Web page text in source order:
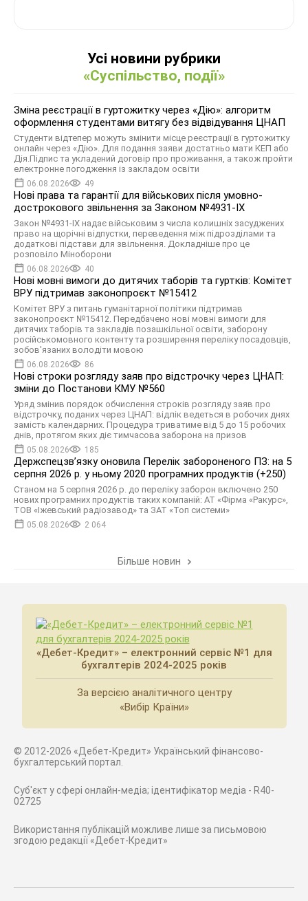
Усі новини рубрики
«Суспільство, події»
Зміна реєстрації в гуртожитку через «Дію»: алгоритм
оформлення студентами витягу без відвідування ЦНАП
Студенти відтепер можуть змінити місце реєстрації в гуртожитку
онлайн через «Дію». Для подання заяви достатньо мати КЕП або
Дія.Підпис та укладений договір про проживання, а також пройти
електронне погодження із закладом освіти
06.08.2026 49
Нові права та гарантії для військових після умовно-
дострокового звільнення за Законом №4931-ІХ
Закон №4931-ІХ надає військовим з числа колишніх засуджених
право на щорічні відпустки, переведення між підрозділами та
додаткові підстави для звільнення. Докладніше про це
розповіло Міноборони
06.08.2026 40
Нові мовні вимоги до дитячих таборів та гуртків: Комітет
ВРУ підтримав законопроєкт №15412
Комітет ВРУ з питань гуманітарної політики підтримав
законопроєкт №15412. Передбачено нові мовні вимоги для
дитячих таборів та закладів позашкільної освіти, заборону
російськомовного контенту та розширення переліку посадовців,
зобов'язаних володіти мовою
06.08.2026 86
Нові строки розгляду заяв про відстрочку через ЦНАП:
зміни до Постанови КМУ №560
Уряд змінив порядок обчислення строків розгляду заяв про
відстрочку, поданих через ЦНАП: відлік ведеться в робочих днях
замість календарних. Процедура триватиме від 5 до 15 робочих
днів, протягом яких діє тимчасова заборона на призов
05.08.2026 185
Держспецзв’язку оновила Перелік забороненого ПЗ: на 5
серпня 2026 р. у ньому 2020 програмних продуктів (+250)
Станом на 5 серпня 2026 р. до переліку заборон включено 250
нових програмних продуктів таких компаній: АТ «Фірма «Ракурс»,
ТОВ «Іжевський радіозавод» та ЗАТ «Топ системи»
05.08.2026 2 064
Більше новин
«Дебет-Кредит» – електронний сервіс №1 для
бухгалтерів 2024-2025 років
За версією аналітичного центру
«Вибір Країни»
© 2012-2026 «Дебет-Кредит» Український фінансово-
бухгалтерський портал.
Суб'єкт у сфері онлайн-медіа; ідентифікатор медіа - R40-
02725
Використання публікацій можливе лише за письмовою
згодою редакції «Дебет-Кредит»